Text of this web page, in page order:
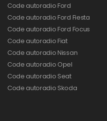
Code autoradio Ford
Code autoradio Ford Fiesta
Code autoradio Ford Focus
Code autoradio Fiat
Code autoradio Nissan
Code autoradio Opel
Code autoradio Seat
Code autoradio Skoda